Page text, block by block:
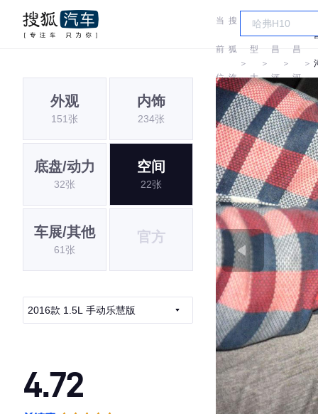
当
前
位
置:
搜
狐
汽
车
＞
车
型
大
全
＞
昌
河
＞
昌
河
＞
外观
151张
内饰
234张
底盘/动力
32张
空间
22张
车展/其他
61张
官方
2016款 1.5L 手动乐慧版
4.72